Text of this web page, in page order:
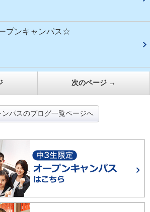
プンキャンパス☆
次のページ →
ンパスのブログ一覧ページへ